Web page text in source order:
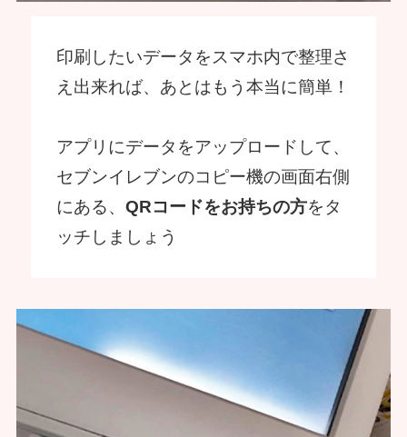
印刷したいデータをスマホ内で整理さ
え出来れば、あとはもう本当に簡単！
アプリにデータをアップロードして、
セブンイレブンのコピー機の画面右側
にある、QRコードをお持ちの方をタ
ッチしましょう